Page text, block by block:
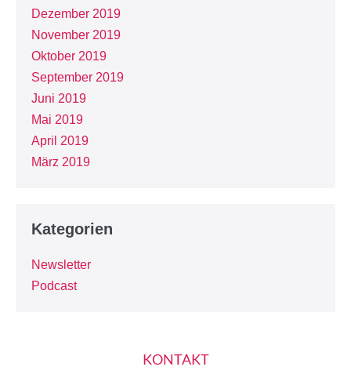
Dezember 2019
November 2019
Oktober 2019
September 2019
Juni 2019
Mai 2019
April 2019
März 2019
Kategorien
Newsletter
Podcast
KONTAKT